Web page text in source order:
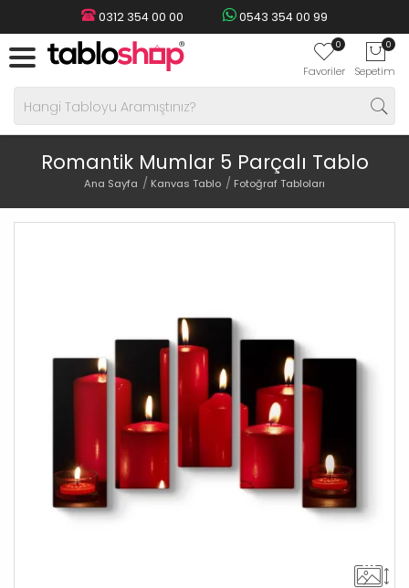
0312 354 00 00 0543 354 00 99
0
Favoriler
0
Sepetim
Romantik Mumlar 5 Parçalı Tablo
Ana Sayfa Kanvas Tablo Fotoğraf Tabloları